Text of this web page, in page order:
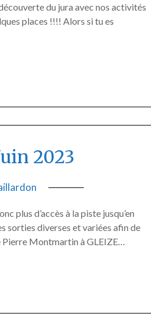
du jura avec nos activités
places !!!! Alors si tu es
2023
plus d’accès à la piste jusqu’en
sorties diverses et variées afin de
Pierre Montmartin à GLEIZE…